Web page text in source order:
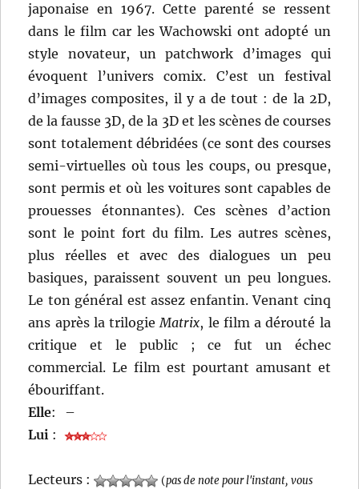
japonaise en 1967. Cette parenté se ressent
dans le film car les Wachowski ont adopté un
style novateur, un patchwork d’images qui
évoquent l’univers comix. C’est un festival
d’images composites, il y a de tout : de la 2D,
de la fausse 3D, de la 3D et les scènes de courses
sont totalement débridées (ce sont des courses
semi-virtuelles où tous les coups, ou presque,
sont permis et où les voitures sont capables de
prouesses étonnantes). Ces scènes d’action
sont le point fort du film. Les autres scènes,
plus réelles et avec des dialogues un peu
basiques, paraissent souvent un peu longues.
Le ton général est assez enfantin. Venant cinq
ans après la trilogieMatrix, le film a dérouté la
critique et le public ; ce fut un échec
commercial. Le film est pourtant amusant et
ébouriffant.
Elle:
–
Lui :
Lecteurs : (pas de note pour l'instant, vous